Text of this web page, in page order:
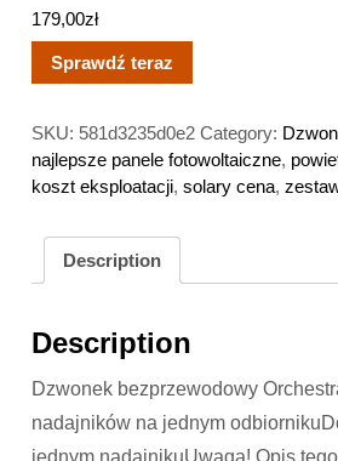
179,00zł
Sprawdź teraz
SKU: 581d3235d0e2 Category:
najlepsze panele fotowoltaiczne,
koszt eksploatacji,solary cena,
Description
Description
Dzwonek bezprzewodowy
nadajników na jednym
jednym nadajnikuUwaga! Opis